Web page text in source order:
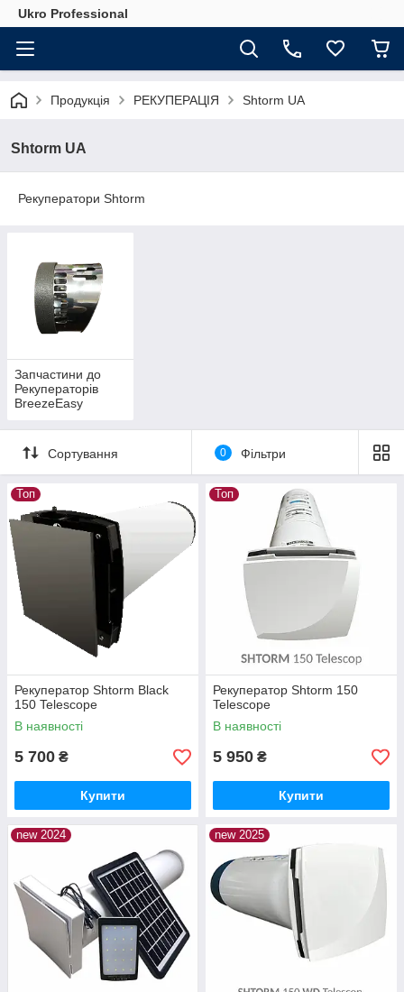
Ukro Professional
Продукція РЕКУПЕРАЦІЯ Shtorm UA
Shtorm UA
Рекуператори Shtorm
Запчастини до
Рекуператорів
BreezeEasy
Сортування 0 Фільтри
Топ
Рекуператор Shtorm Black
150 Telescope
В наявності
5 700 ₴
Купити
Топ
Рекуператор Shtorm 150
Telescope
В наявності
5 950 ₴
Купити
new 2024 new 2025